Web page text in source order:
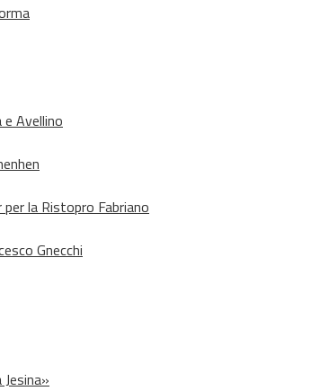
Avellino
la Ristopro Fabriano
Gnecchi